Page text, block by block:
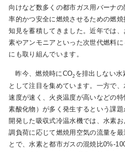
向けなど数多くの都市ガス用バーナ
率的かつ安全に燃焼させるための燃
知見を蓄積してきました。近年では
素やアンモニアといった次世代燃料
にも取り組んでいます。
昨今、燃焼時にCO2 を排出しない水
として注目を集めています。一方で
速度が速く、火炎温度が高いなどの
素酸化物）が多く発生するという課
開発した吸収式冷温水機では、水素
調負荷に応じて燃焼用空気の流量を
とで、水素と都市ガスの混焼比0%-